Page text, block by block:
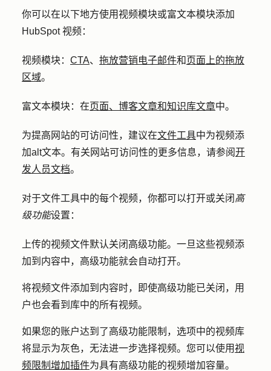
你可以在以下地方使用视频模块或富文本模块添加
HubSpot 视频：
视频模块： CTA、 拖放营销电子邮件和 页面上的拖放
区域。
富文本模块：在页面、博客文章和知识库文章中。
为提高网站的可访问性，建议在文件工具中为视频添
加alt文本。有关网站可访问性的更多信息，请参阅开
发人员文档。
对于文件工具中的每个视频，你都可以打开或关闭 高
级功能设置：
上传的视频文件默认关闭高级功能。一旦这些视频添
加到内容中，高级功能就会自动打开。
将视频文件添加到内容时，即使高级功能已关闭，用
户也会看到库中的所有视频。
如果您的账户达到了高级功能限制，选项中的视频库
将显示为灰色，无法进一步选择视频。您可以使用视
频限制增加插件为具有高级功能的视频增加容量。